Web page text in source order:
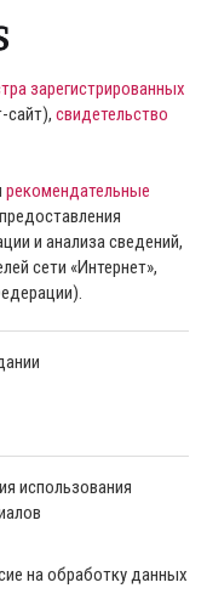
зарегистрированных
сайт), свидетельство
рекомендательные
и анализа сведений,
сети «Интернет»,
использования
на обработку данных